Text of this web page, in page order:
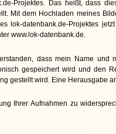
Projektes. Das heißt, dass
Mit dem Hochladen meines
lok-datenbank.de-Projektes
www.lok-datenbank.de.
dass mein Name und
gespeichert wird und den
gestellt wird. Eine Herausgabe
Ihrer Aufnahmen zu